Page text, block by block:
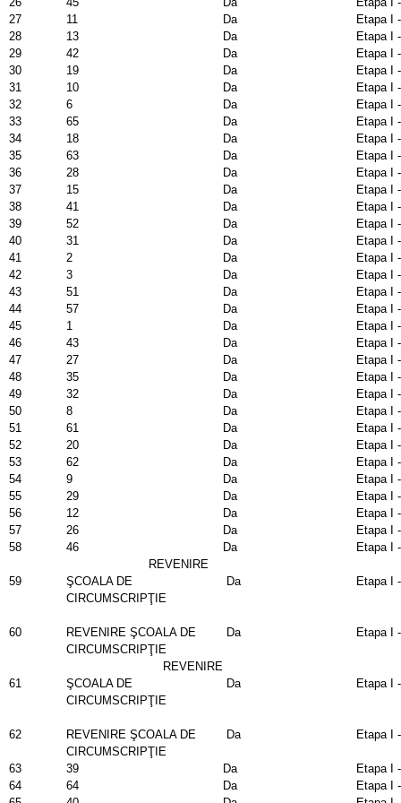
27
11 Da
Etapa I
28
13 Da
Etapa I
29
42 Da
Etapa I
30
19 Da
Etapa I
31
10 Da
Etapa I
32
6 Da
Etapa I
33
65 Da
Etapa I
34
18 Da
Etapa I
35
63 Da
Etapa I
36
28 Da
Etapa I
37
15 Da
Etapa I
38
41 Da
Etapa I
39
52 Da
Etapa I
40
31 Da
Etapa I
41
2 Da
Etapa I
42
3 Da
Etapa I
43
51 Da
Etapa I
44
57 Da
Etapa I
45
1 Da
Etapa I
46
43 Da
Etapa I
47
27 Da
Etapa I
48
35 Da
Etapa I
49
32 Da
Etapa I
50
8 Da
Etapa I
51
61 Da
Etapa I
52
20 Da
Etapa I
53
62 Da
Etapa I
54
9 Da
Etapa I
55
29 Da
Etapa I
56
12 Da
Etapa I
57
26 Da
Etapa I
58
46 Da Etapa I
59
REVENIRE
ŞCOALA DE
CIRCUMSCRIPŢIE
Da Etapa I
60
REVENIRE ŞCOALA DE
CIRCUMSCRIPŢIE
Da Etapa I
61
REVENIRE
ŞCOALA DE
CIRCUMSCRIPŢIE
Da Etapa I
62
REVENIRE ŞCOALA DE
CIRCUMSCRIPŢIE
Da Etapa I
63 39 Da
Etapa I
64
64 Da
Etapa I